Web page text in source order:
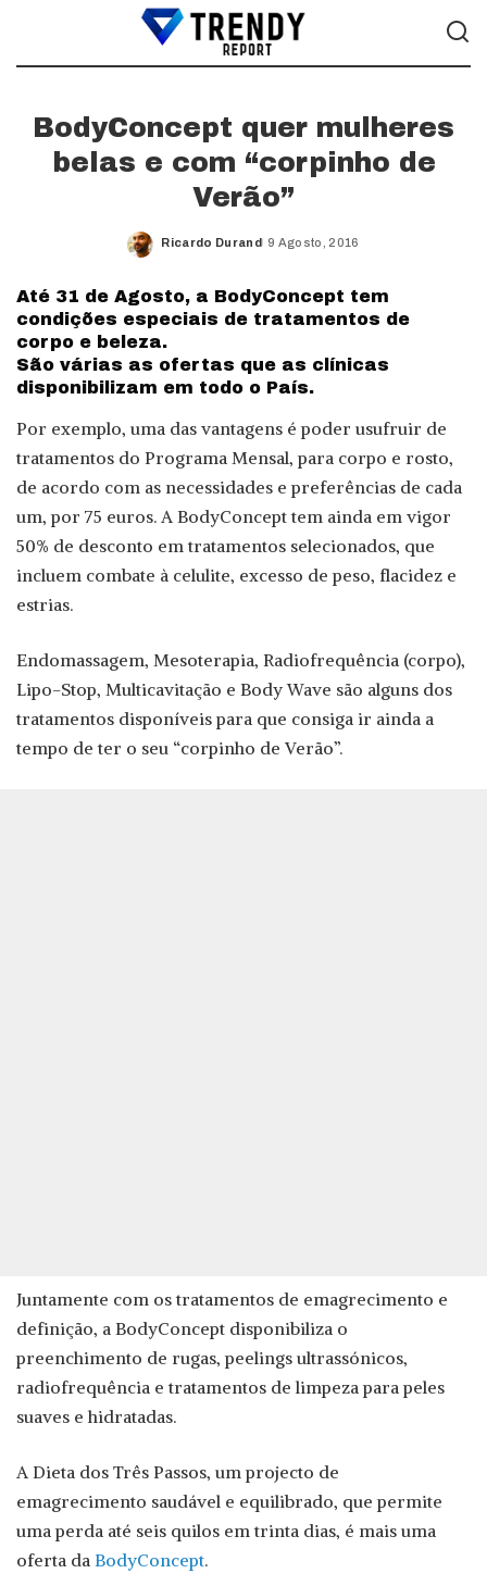
BodyConcept quer mulheres
belas e com “corpinho de
Verão”
Posted
Ricardo Durand 9 Agosto, 2016
Até 31 de Agosto, a BodyConcept tem
condições especiais de tratamentos de
corpo e beleza.
São várias as ofertas que as clínicas
disponibilizam em todo o País.
Por exemplo, uma das vantagens é poder usufruir de
tratamentos do Programa Mensal, para corpo e rosto,
de acordo com as necessidades e preferências de cada
um, por 75 euros. A BodyConcept tem ainda em vigor
50% de desconto em tratamentos selecionados, que
incluem combate à celulite, excesso de peso, flacidez e
estrias.
Endomassagem, Mesoterapia, Radiofrequência (corpo),
Lipo-Stop, Multicavitação e Body Wave são alguns dos
tratamentos disponíveis para que consiga ir ainda a
tempo de ter o seu “corpinho de Verão”.
Juntamente com os tratamentos de emagrecimento e
definição, a BodyConcept disponibiliza o
preenchimento de rugas, peelings ultrassónicos,
radiofrequência e tratamentos de limpeza para peles
suaves e hidratadas.
A Dieta dos Três Passos, um projecto de
emagrecimento saudável e equilibrado, que permite
uma perda até seis quilos em trinta dias, é mais uma
oferta da BodyConcept.